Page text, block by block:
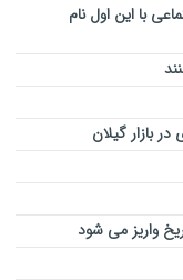
با این اول نام
بازار گیلان
واریز می شود